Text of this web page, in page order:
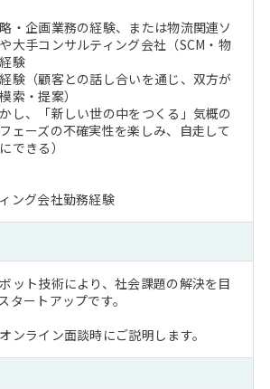
・企画業務の経験、または物流関連ソ
大手コンサルティング会社（SCM・物
験
験（顧客との話し合いを通じ、双方が
索・提案）
し、「新しい世の中をつくる」気概の
ェーズの不確実性を楽しみ、自走して
できる）
ング会社勤務経験
ット技術により、社会課題の解決を目
タートアップです。
ンライン面談時にご説明します。